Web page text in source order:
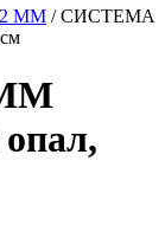
ММ / СИСТЕМА